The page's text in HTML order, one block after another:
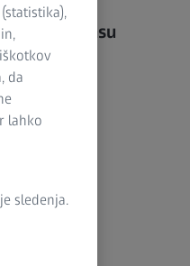
krajšem času
da
lahko
sledenja.